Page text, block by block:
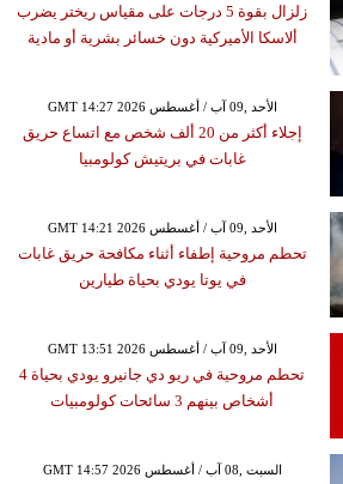
زلزال بقوة 5 درجات على مقياس ريختر يضرب
ألاسكا الأميركية دون خسائر بشرية أو مادية
GMT 14:27 2026 الأحد ,09 آب / أغسطس
إجلاء أكثر من 20 ألف شخص مع اتساع حريق
غابات في بريتيش كولومبيا
GMT 14:21 2026 الأحد ,09 آب / أغسطس
تحطم مروحية إطفاء أثناء مكافحة حريق غابات
في يوتا يودي بحياة طيارين
GMT 13:51 2026 الأحد ,09 آب / أغسطس
تحطم مروحية في ريو دي جانيرو يودي بحياة 4
أشخاص بينهم 3 سائحات كولومبيات
GMT 14:57 2026 السبت ,08 آب / أغسطس